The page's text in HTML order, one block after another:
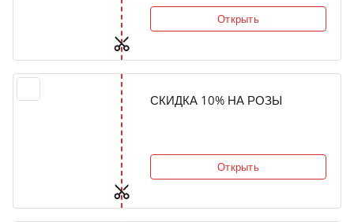
Открыть
СКИДКА 10% НА РОЗЫ
Открыть